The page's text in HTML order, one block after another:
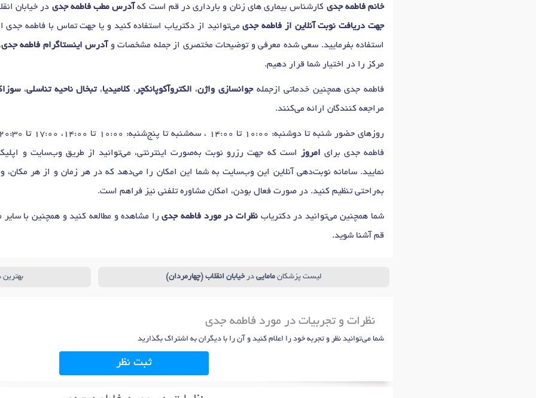
دکتر میکرونیدلینگ در قم دکتر درمان خشکی و گشادی واژندر قم گواهی سلامت در قم سقط مکرر در قم
دکتر بادکش در قم
خانم فاطمه جدی کارشناس بیماری های زنان و بارداری در قم است که آدرس مطب فاطمه جدی در خیابان
جهت دریافت نوبت آنلاین از فاطمه جدیمی‌توانید از دکتریاب استفاده کنید و یا جهت تماس با فاطمه جدی
استفاده بفرمایید. سعی شده معرفی و توضیحات مختصری از جمله مشخصات و آدرس اینستاگرام فاطمه جدی
مرکز را در اختیار شما قرار دهیم.
فاطمه جدی همچنین خدماتی ازجملهجوانسازی واژن، الکتروآکوپانکچر ،کلامیدیا،تبخال ناحیه تناسلی،
مراجعه کنندگان ارائه می‌کنند.
فاطمه جدی برای امروز
است که جهت رزرو نوبت به‌صورت اینترنتی، می‌توانید از طریق وب‌سایت و
نمایید. سامانه نوبت‌دهی آنلاین این وب‌سایت به شما این امکان را می‌دهد که در هر زمان و از هر مکان،
به‌راحتی تنظیم کنید. در صورت فعال بودن، امکان مشاوره تلفنی نیز فراهم است.
شما همچنین می‌توانید در دکتریابنظرات در مورد فاطمه جدیرا مشاهده و مطالعه کنید و همچنین با سایر
قم آشنا شوید.
لیست پزشکان مامایی درخیابان انقلاب (چهارمردان) بهترین
نظرات و تجربیات در مورد فاطمه جدی
شما می‌توانید نظر و تجربه خود را اعلام کنید و آن را با دیگران به اشتراک بگذارید
ثبت نظر